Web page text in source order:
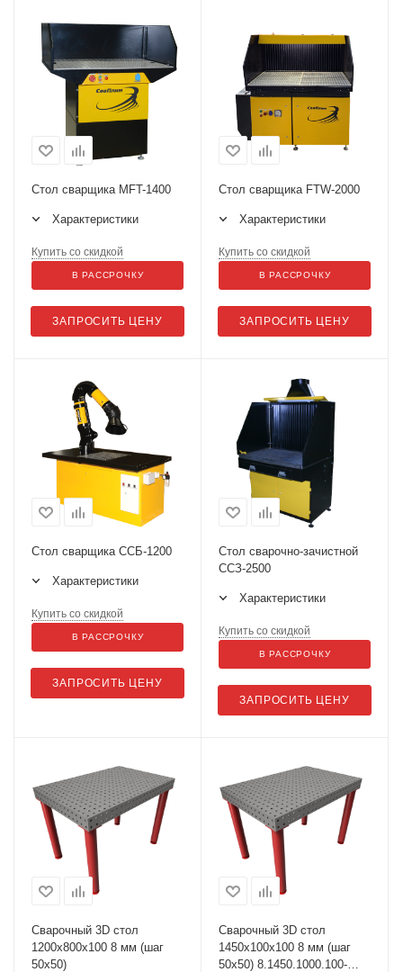
Стол сварщика MFT-1400
Характеристики
ЗАПРОСИТЬ ЦЕНУ
Купить со скидкой
В РАССРОЧКУ
Стол сварщика FTW-2000
Характеристики
ЗАПРОСИТЬ ЦЕНУ
Купить со скидкой
В РАССРОЧКУ
Стол сварщика ССБ-1200
Характеристики
ЗАПРОСИТЬ ЦЕНУ
Купить со скидкой
В РАССРОЧКУ
Стол сварочно-зачистной
ССЗ-2500
Характеристики
ЗАПРОСИТЬ ЦЕНУ
Купить со скидкой
В РАССРОЧКУ
Сварочный 3D стол
1200х800х100 8 мм (шаг
50х50)
Сварочный 3D стол
1450х100х100 8 мм (шаг
50х50) 8.1450.1000.100-